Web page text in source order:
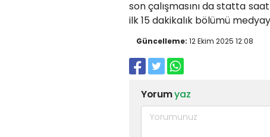
son çalışmasını da statta
ilk 15 dakikalık bölümü
Güncelleme: 12 Ekim 2025 12:08
Yorumyaz